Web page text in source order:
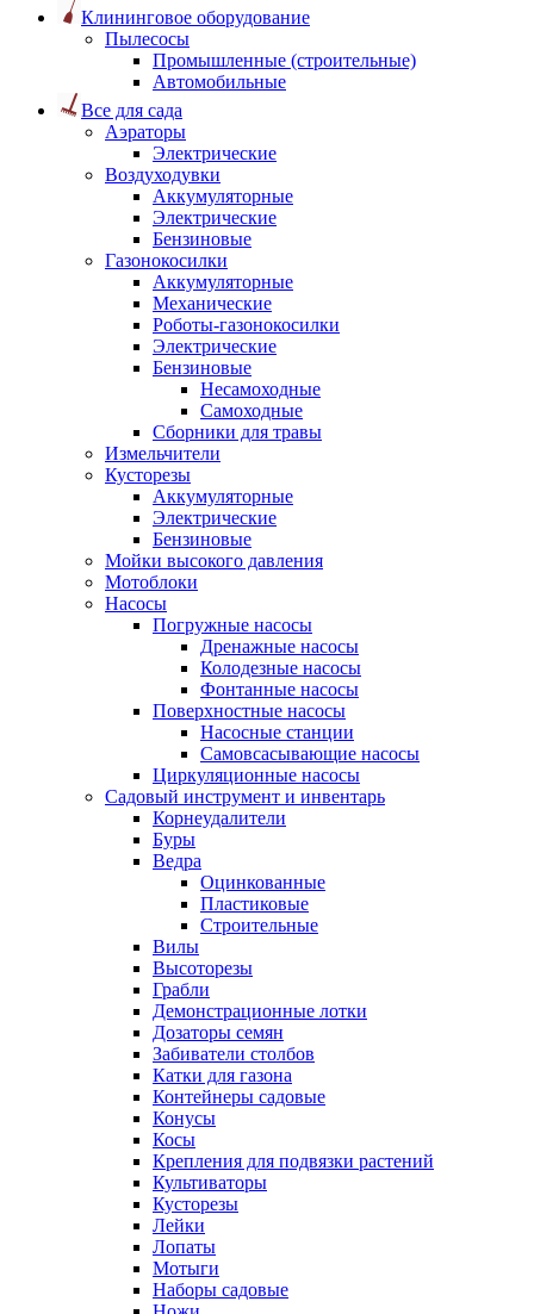
Клининговое оборудование
Пылесосы
Промышленные (строительные)
Автомобильные
Все для сада
Аэраторы
Электрические
Воздуходувки
Аккумуляторные
Электрические
Бензиновые
Газонокосилки
Аккумуляторные
Механические
Роботы-газонокосилки
Электрические
Бензиновые
Несамоходные
Самоходные
Сборники для травы
Измельчители
Кусторезы
Аккумуляторные
Электрические
Бензиновые
Мойки высокого давления
Мотоблоки
Насосы
Погружные насосы
Дренажные насосы
Колодезные насосы
Фонтанные насосы
Поверхностные насосы
Насосные станции
Самовсасывающие насосы
Циркуляционные насосы
Садовый инструмент и инвентарь
Корнеудалители
Буры
Ведра
Оцинкованные
Пластиковые
Строительные
Вилы
Высоторезы
Грабли
Демонстрационные лотки
Дозаторы семян
Забиватели столбов
Катки для газона
Контейнеры садовые
Конусы
Косы
Крепления для подвязки растений
Культиваторы
Кусторезы
Лейки
Лопаты
Мотыги
Наборы садовые